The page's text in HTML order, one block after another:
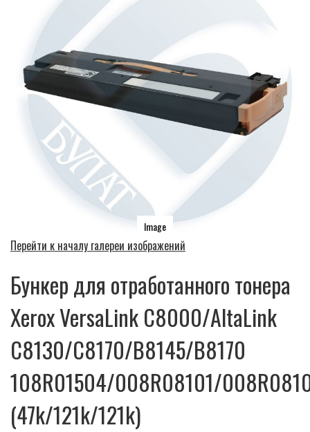
Image
Перейти к началу галереи изображений
Бункер для отработанного тонера
Xerox VersaLink C8000/AltaLink
C8130/C8170/B8145/B8170
108R01504/008R08101/
(47k/121k/121k)